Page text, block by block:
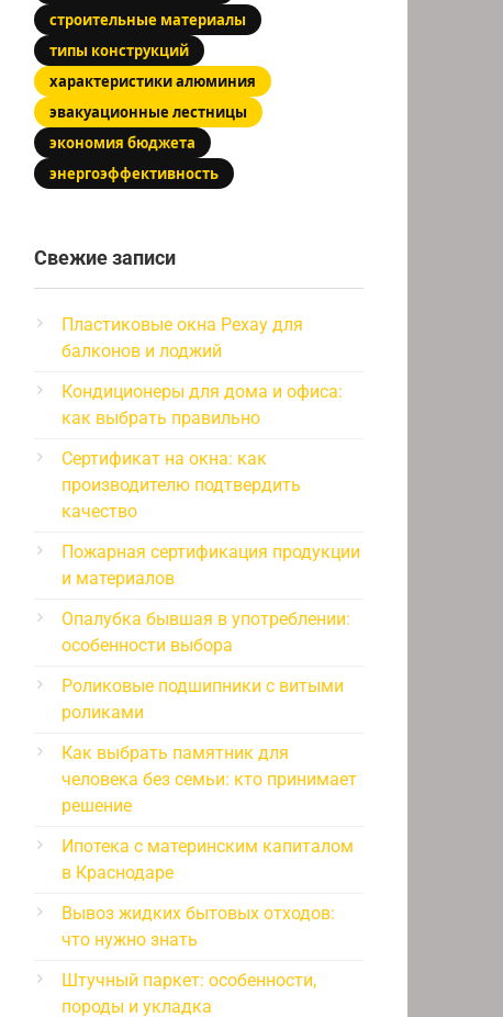
строительные материалы
типы конструкций
характеристики алюминия
эвакуационные лестницы
экономия бюджета
энергоэффективность
Свежие записи
Пластиковые окна Рехау для
балконов и лоджий
Кондиционеры для дома и офиса:
как выбрать правильно
Сертификат на окна: как
производителю подтвердить
качество
Пожарная сертификация продукции
и материалов
Опалубка бывшая в употреблении:
особенности выбора
Роликовые подшипники с витыми
роликами
Как выбрать памятник для
человека без семьи: кто принимает
решение
Ипотека с материнским капиталом
в Краснодаре
Вывоз жидких бытовых отходов:
что нужно знать
Штучный паркет: особенности,
породы и укладка